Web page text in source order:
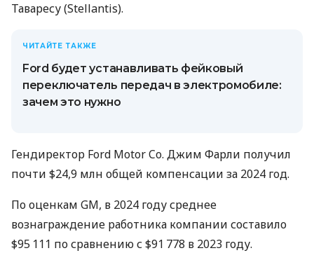
Таваресу (Stellantis).
ЧИТАЙТЕ ТАКЖЕ
Ford будет устанавливать фейковый
переключатель передач в электромобиле:
зачем это нужно
Гендиректор Ford Motor Co. Джим Фарли получил
почти $24,9 млн общей компенсации за 2024 год.
По оценкам GM, в 2024 году среднее
вознаграждение работника компании составило
$95 111 по сравнению с $91 778 в 2023 году.